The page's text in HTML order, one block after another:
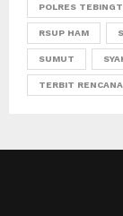
POLRES
RSUP HAM
SUMUT
TERBIT RENCANA